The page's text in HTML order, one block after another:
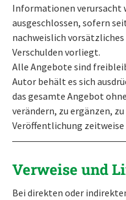
Informationen verursacht
ausgeschlossen, sofern
nachweislich
Verschulden vorliegt.
Alle Angebote sind
Autor behält es sich
das gesamte Angebot
verändern, zu ergänzen,
Veröffentlichung
Verweise und
Bei direkten oder